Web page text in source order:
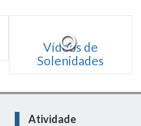
Vídeos de
Solenidades
Atividade